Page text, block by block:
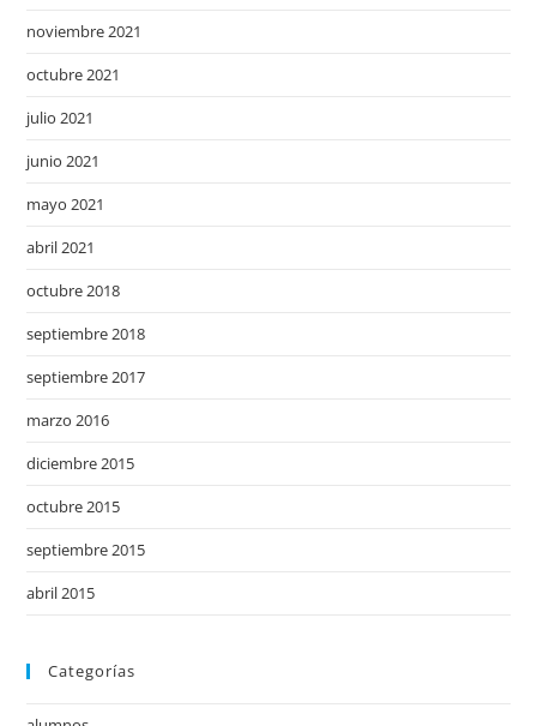
noviembre 2021
octubre 2021
julio 2021
junio 2021
mayo 2021
abril 2021
octubre 2018
septiembre 2018
septiembre 2017
marzo 2016
diciembre 2015
octubre 2015
septiembre 2015
abril 2015
Categorías